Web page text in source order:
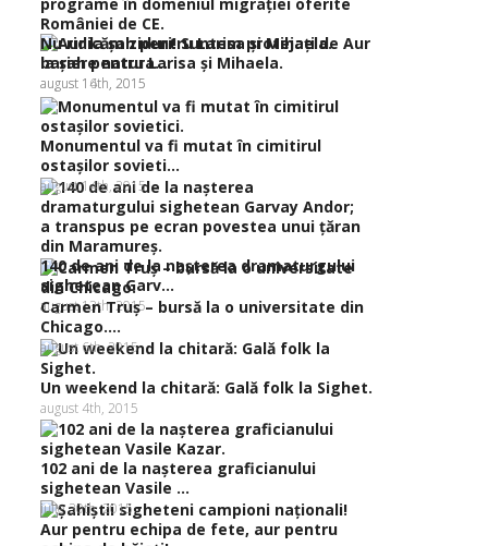
Nu ridicăm ziduri! Suntem protejaţi de
bariere natura...
august 16th, 2015
Aur
la şah pentru Larisa şi Mihaela.
august 14th, 2015
Monumentul va fi mutat în cimitirul
ostaşilor sovieti...
august 14th, 2015
140 de ani de la naşterea dramaturgului
sighetean Garv...
august 13th, 2015
Carmen Truş – bursă la o universitate din
Chicago....
august 6th, 2015
Un weekend la chitară: Gală folk la Sighet.
august 4th, 2015
102 ani de la naşterea graficianului
sighetean Vasile ...
iulie 30th, 2015